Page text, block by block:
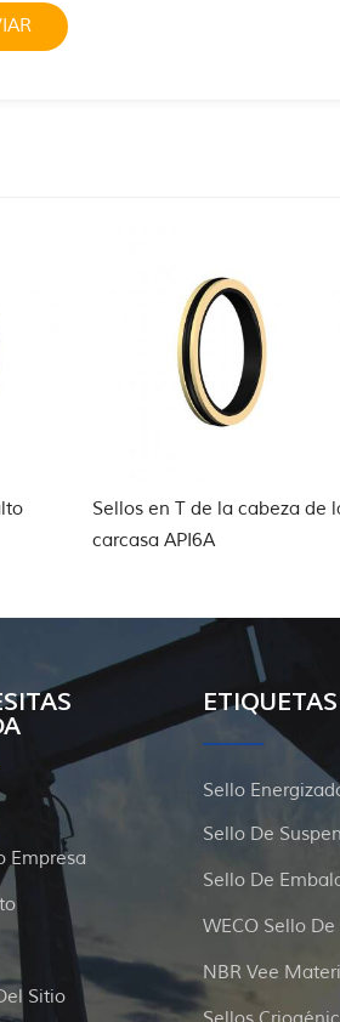
Sellos en T de la cabeza de
carcasa API6A
Empresa
Sitio
Sello
NBR Vee